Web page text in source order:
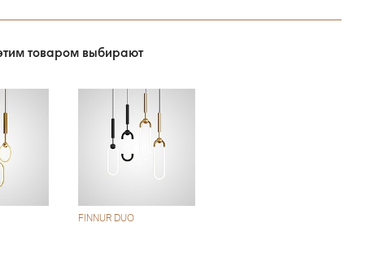
товаром выбирают
FINNUR DUO